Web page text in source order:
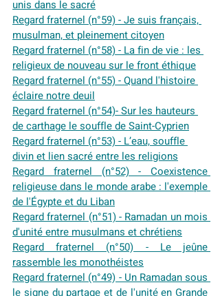
unis dans le sacré
Regard fraternel (n°59) - Je suis français,
musulman, et pleinement citoyen
Regard fraternel (n°58) - La fin de vie : les
religieux de nouveau sur le front éthique
Regard fraternel (n°55) - Quand l'histoire
éclaire notre deuil
Regard fraternel (n°54)- Sur les hauteurs
de carthage le souffle de Saint-Cyprien
Regard fraternel (n°53) - L’eau, souffle
divin et lien sacré entre les religions
Regard fraternel (n°52) - Coexistence
religieuse dans le monde arabe : l'exemple
de l'Égypte et du Liban
Regard fraternel (n°51) - Ramadan un mois
d'unité entre musulmans et chrétiens
Regard fraternel (n°50) - Le jeûne
rassemble les monothéistes
Regard fraternel (n°49) - Un Ramadan sous
le signe du partage et de l'unité en Grande